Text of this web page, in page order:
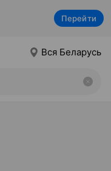
Перейти
Вся Беларусь